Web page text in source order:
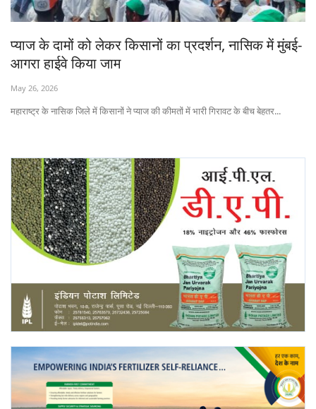
States
Events
Agribusiness
Agritech
Cooperatives
International
Rural Dialogue
Ground Report
Rural Connect
Gallery
National
Latest News
प्याज के दामों को लेकर किसानों का प्रदर्शन, नासिक में मुंबई-
आगरा हाईवे किया जाम
May 26, 2026
महाराष्ट्र के नासिक जिले में किसानों ने प्याज की कीमतों में भारी गिरावट के बीच बेहतर...